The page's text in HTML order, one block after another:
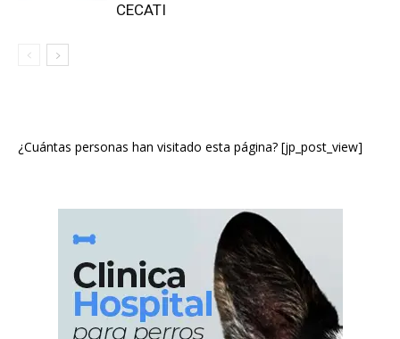
CECATI
¿Cuántas personas han visitado esta página? [jp_post_view]